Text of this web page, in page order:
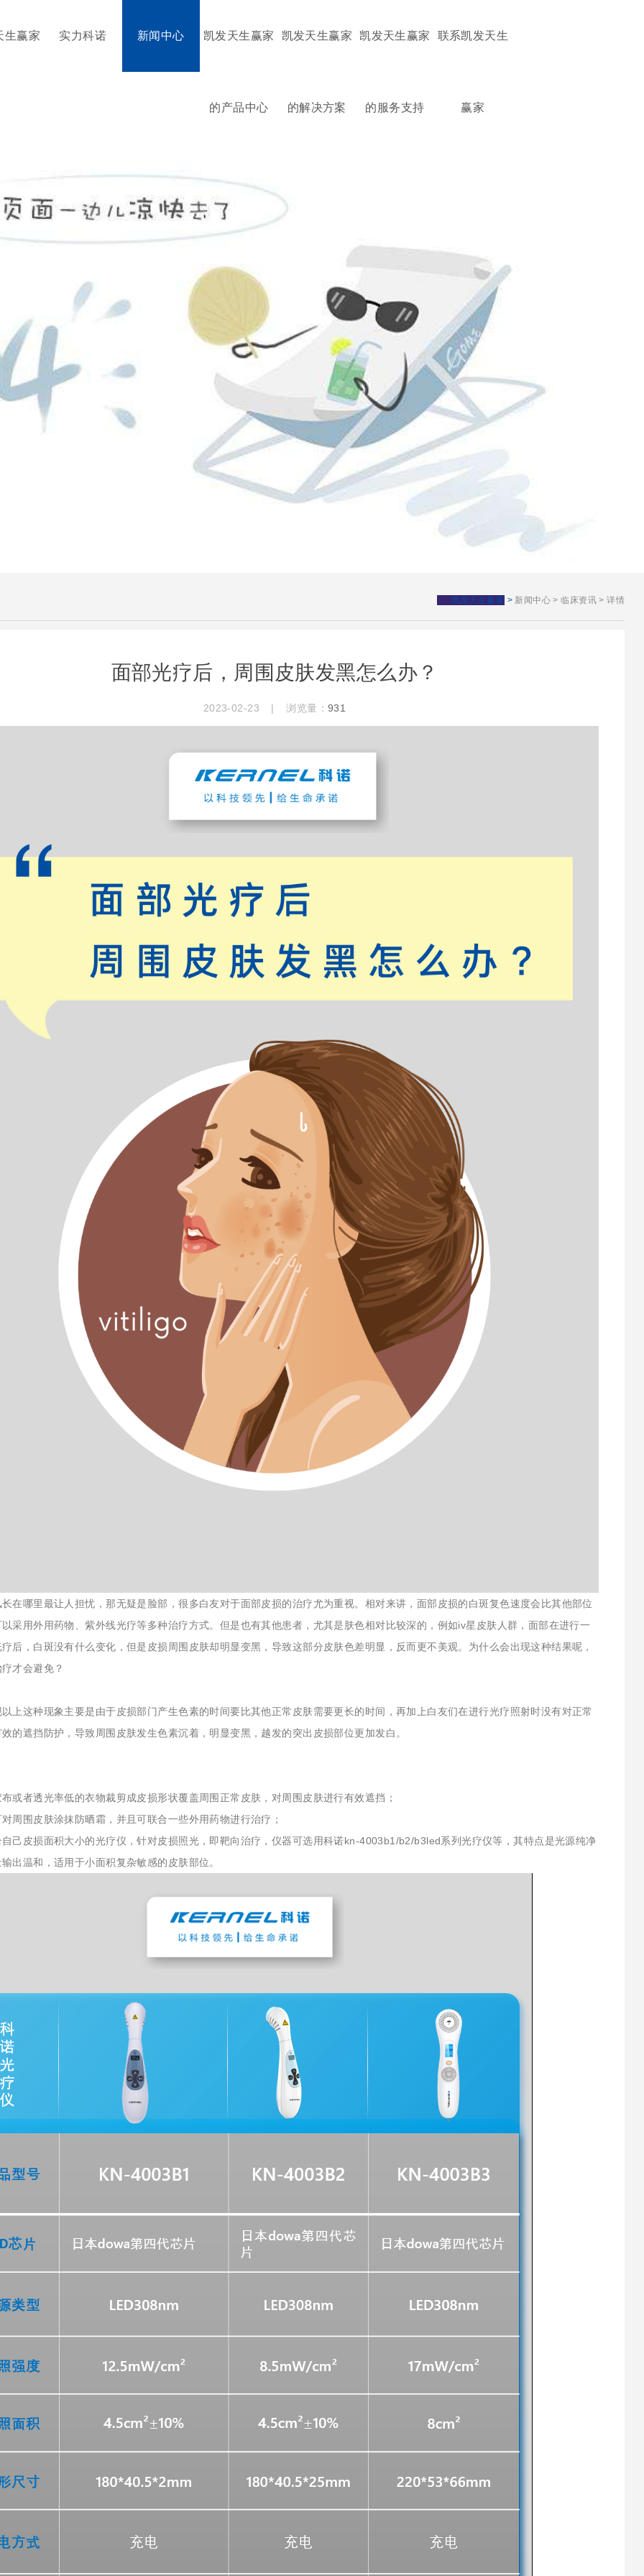
生赢家 实力科诺 新闻中心 凯发天生赢家
的产品中心
凯发天生赢家
的解决方案
凯发天生赢家
的服务支持
联系凯发天生
赢家
凯发天生赢家 > 新闻中心 > 临床资讯 > 详情
面部光疗后，周围皮肤发黑怎么办？
2023-02-23 | 浏览量： 931
在哪里最让人担忧，那无疑是脸部，很多白友对于面部皮损的治疗尤为重视。相对来讲，面部皮损的白斑复色速度会比其他部位
采用外用药物、紫外线光疗等多种治疗方式。但是也有其他患者，尤其是肤色相对比较深的，例如iv星皮肤人群，面部在进行一
后，白斑没有什么变化，但是皮损周围皮肤却明显变黑，导致这部分皮肤色差明显，反而更不美观。为什么会出现这种结果呢，
才会避免？
上这种现象主要是由于皮损部门产生色素的时间要比其他正常皮肤需要更长的时间，再加上白友们在进行光疗照射时没有对正常
的遮挡防护，导致周围皮肤发生色素沉着，明显变黑，越发的突出皮损部位更加发白。
或者透光率低的衣物裁剪成皮损形状覆盖周围正常皮肤，对周围皮肤进行有效遮挡；
周围皮肤涂抹防晒霜，并且可联合一些外用药物进行治疗；
己皮损面积大小的光疗仪，针对皮损照光，即靶向治疗，仪器可选用科诺kn-4003b1/b2/b3led系列光疗仪等，其特点是光源纯净
出温和，适用于小面积复杂敏感的皮肤部位。